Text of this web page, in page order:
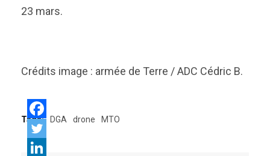
23 mars.
Crédits image : armée de Terre / ADC Cédric B.
Tags: DGA drone MTO